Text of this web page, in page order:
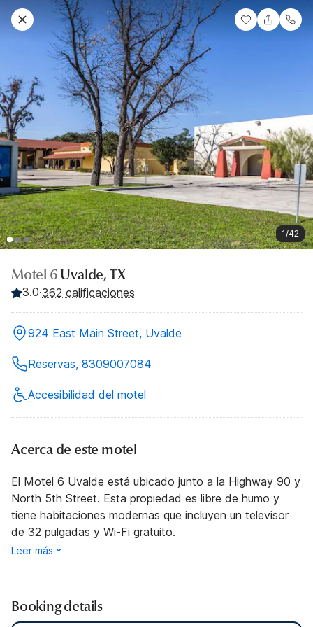
1/42
Motel 6 Uvalde, TX
3.0·362 calificaciones
924 East Main Street, Uvalde
Reservas, 8309007084
Accesibilidad del motel
Acerca de este motel
El Motel 6 Uvalde está ubicado junto a la Highway 90 y
North 5th Street. Esta propiedad es libre de humo y
tiene habitaciones modernas que incluyen un televisor
de 32 pulgadas y Wi-Fi gratuito.
Leer más
Booking details